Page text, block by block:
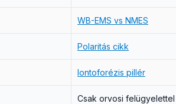
WB-EMS vs NMES
Polaritás cikk
Iontoforézis pillér
Csak orvosi felügyelettel